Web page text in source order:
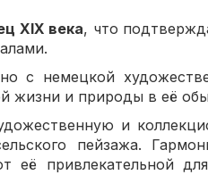
XIX века, что
с немецкой
жизни и природы в её
и
пейзажа.
её привлекательной